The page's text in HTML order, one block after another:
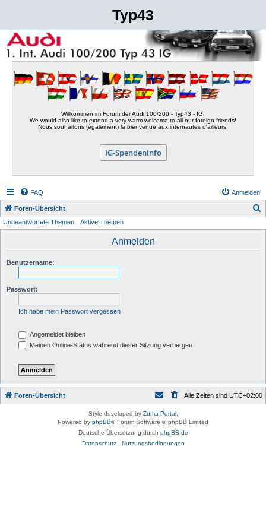
Typ43
Willkommen im Forum der Audi 100/200 - Typ43 - IG!
We would also like to extend a very warm welcome to all our foreign friends!
Nous souhaitons (également) la bienvenue aux internautes d'ailleurs.
IG-Spendeninfo
FAQ Anmelden
Foren-Übersicht
Unbeantwortete Themen Aktive Themen
Anmelden
Benutzername:
Passwort:
Ich habe mein Passwort vergessen
Angemeldet bleiben
Meinen Online-Status während dieser Sitzung verbergen
Foren-Übersicht Alle Zeiten sind UTC+02:00
Style developed by Zuma Portal,
Powered by phpBB® Forum Software © phpBB Limited
Deutsche Übersetzung durch phpBB.de
Datenschutz| Nutzungsbedingungen